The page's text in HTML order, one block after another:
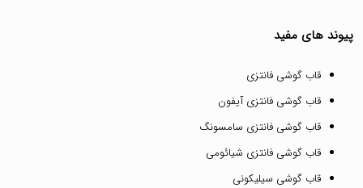
پیوند های مفید
قاب گوشی فانتزی
قاب گوشی فانتزی آیفون
قاب گوشی فانتزی سامسونگ
قاب گوشی فانتزی شیائومی
قاب گوشی سیلیکونی